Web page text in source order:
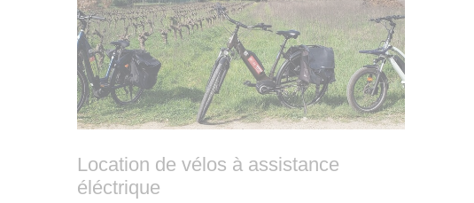
Location de vélos à assistance
éléctrique